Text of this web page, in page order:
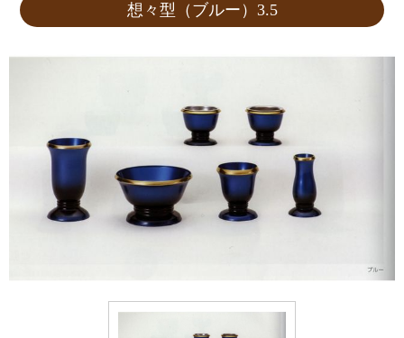
想々型（ブルー）3.5